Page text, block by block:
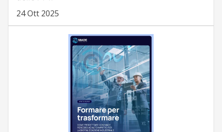
24 Ott 2025